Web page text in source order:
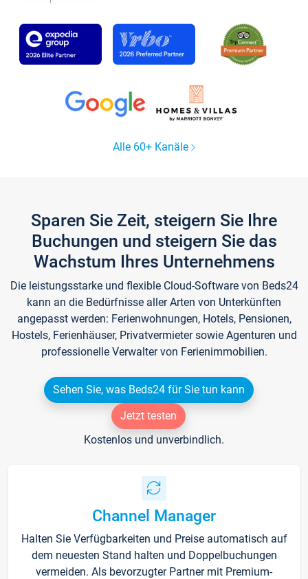
Alle 60+ Kanäle
Sparen Sie Zeit, steigern Sie Ihre
Buchungen und steigern Sie das
Wachstum Ihres Unternehmens
Die leistungsstarke und flexible Cloud-Software von Beds24
kann an die Bedürfnisse aller Arten von Unterkünften
angepasst werden: Ferienwohnungen, Hotels, Pensionen,
Hostels, Ferienhäuser, Privatvermieter sowie Agenturen und
professionelle Verwalter von Ferienimmobilien.
Sehen Sie, was Beds24 für Sie tun kann
Jetzt testen
Kostenlos und unverbindlich.
Channel Manager
Halten Sie Verfügbarkeiten und Preise automatisch auf
dem neuesten Stand halten und Doppelbuchungen
vermeiden. Als bevorzugter Partner mit Premium-